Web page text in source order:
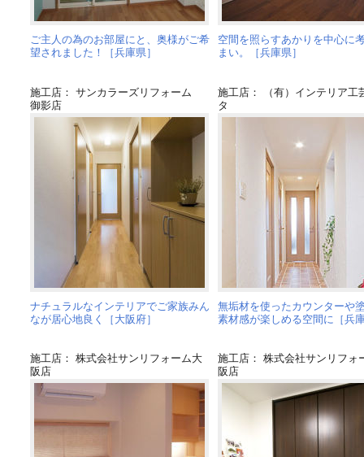
ご主人の為のお部屋にと、奥様がご希
望されました！［兵庫県］
施工店： サンカラーズリフォーム
御影店
空間を照らすあかりを中心に
まい。［兵庫県］
施工店： （有）インテリア工
タ
ナチュラルなインテリアでご家族みん
なが居心地良く［大阪府］
施工店： 株式会社サンリフォーム大
阪店
無垢材を使ったカウンターや
素材感が楽しめる空間に［兵
施工店： 株式会社サンリフォ
阪店